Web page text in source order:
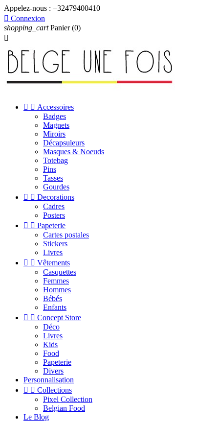
Appelez-nous : +32479400410
 Connexion
shopping_cart Panier (0)

  Accessoires
Badges
Magnets
Miroirs
Décapsuleurs
Masques & Noeuds
Totebag
Pins
Tasses
Gourdes
  Decorations
Cadres
Posters
  Papeterie
Cartes postales
Stickers
Livres
  Vêtements
Casquettes
Femmes
Hommes
Bébés
Enfants
  Concept Store
Déco
Livres
Kids
Food
Papeterie
Divers
Personnalisation
  Collections
Pixel Collection
Belgian Food
Le Blog